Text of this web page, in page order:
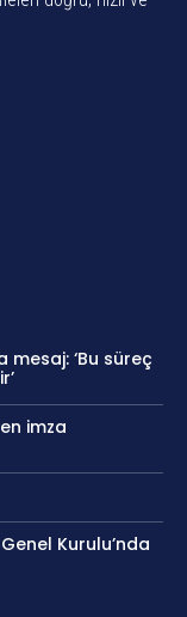
mesaj: ‘Bu süreç
imza
Kurulu’nda